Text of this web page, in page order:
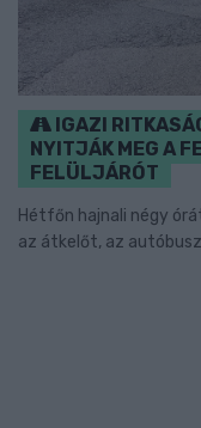
IGAZI
NYITJÁK MEG A
FELÜLJÁRÓT
Hétfőn hajnali négy
az átkelőt, az